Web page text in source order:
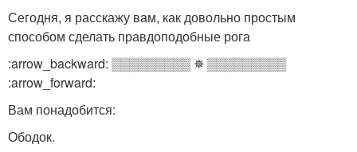
Сегодня, я расскажу вам, как довольно простым
способом сделать правдоподобные рога
:arrow_backward: ▒▒▒▒▒▒▒▒▒ ✵ ▒▒▒▒▒▒▒▒▒
:arrow_forward:
Вам понадобится:
Ободок.